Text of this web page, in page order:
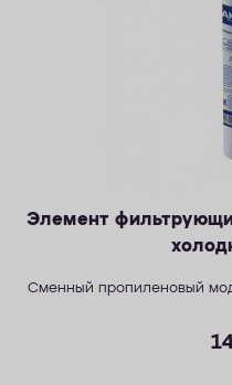
Элемент
Сменный пропиленовый